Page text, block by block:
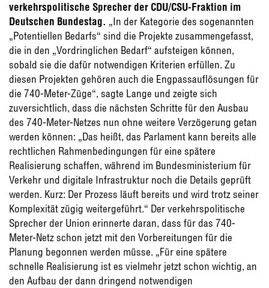
verkehrspolitische Sprecher der CDU/CSU-Fraktion im
Deutschen Bundestag. „In der Kategorie des sogenannten
„Potentiellen Bedarfs“ sind die Projekte zusammengefasst,
die in den „Vordringlichen Bedarf“ aufsteigen können,
sobald sie die dafür notwendigen Kriterien erfüllen. Zu
diesen Projekten gehören auch die Engpassauflösungen für
die 740-Meter-Züge“, sagte Lange und zeigte sich
zuversichtlich, dass die nächsten Schritte für den Ausbau
des 740-Meter-Netzes nun ohne weitere Verzögerung getan
werden können: „Das heißt, das Parlament kann bereits alle
rechtlichen Rahmenbedingungen für eine spätere
Realisierung schaffen, während im Bundesministerium für
Verkehr und digitale Infrastruktur noch die Details geprüft
werden. Kurz: Der Prozess läuft bereits und wird trotz seiner
Komplexität zügig weitergeführt.“ Der verkehrspolitische
Sprecher der Union erinnerte daran, dass für das 740-
Meter-Netz schon jetzt mit den Vorbereitungen für die
Planung begonnen werden müsse. „Für eine spätere
schnelle Realisierung ist es vielmehr jetzt schon wichtig, an
den Aufbau der dann dringend notwendigen